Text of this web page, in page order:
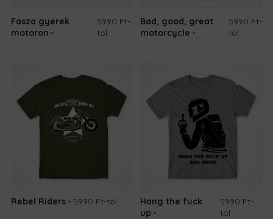
Fasza gyerek
motoron
5990 Ft-
tól
Bad, good, great
motorcycle
5990 Ft-
tól
Rebel Riders 5990 Ft-tól
Hang the fuck
up
5990 Ft-
tól